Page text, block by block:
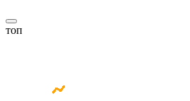
топ